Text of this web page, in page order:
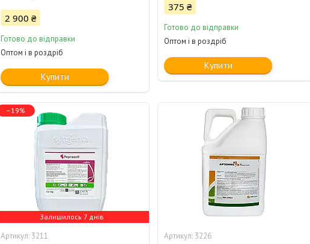
2 900 ₴
Готово до відправки
Оптом і в роздріб
Купити
375 ₴
Готово до відправки
Оптом і в роздріб
Купити
–19%
Залишилось 7 днів
3211 3226